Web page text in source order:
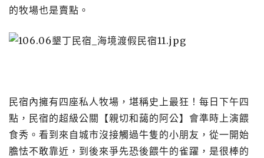
的牧場也是賣點。
民宿內擁有四座私人牧場，堪稱史上最狂！每日下午四
點，民宿的超級公關【親切和藹的阿公】會準時上演餵
食秀。看到來自城市沒接觸過牛隻的小朋友，從一開始
膽怯不敢靠近，到後來爭先恐後餵牛的雀躍，是很棒的